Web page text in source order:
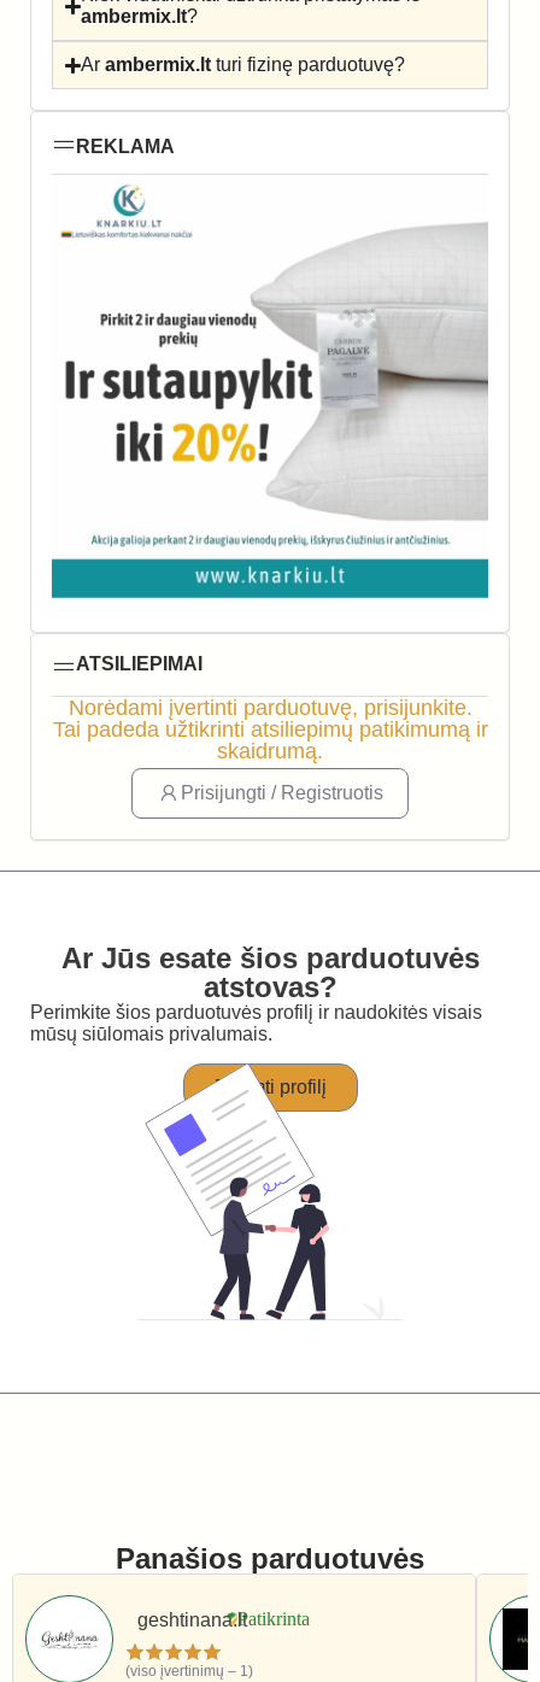
ambermix.lt?
Arambermix.lt turi fizinę parduotuvę?
REKLAMA
ATSILIEPIMAI
Norėdami įvertinti parduotuvę, prisijunkite.
Tai padeda užtikrinti atsiliepimų patikimumą ir
skaidrumą.
Prisijungti / Registruotis
Ar Jūs esate šios parduotuvės
atstovas?
Perimkite šios parduotuvės profilį ir naudokitės visais
mūsų siūlomais privalumais.
Perimti profilį
Panašios parduotuvės
geshtinana.lt
(viso įvertinimų – 1)